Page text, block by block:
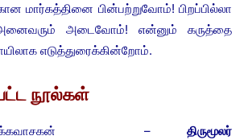
மார்கத்தினை பின்பற்றுவோம்! பிறப்பில்லா
அடைவோம்! என்னும் கருத்தை
எடுத்துரைக்கின்றோம்.
நூல்கள்
– திருமூலர்